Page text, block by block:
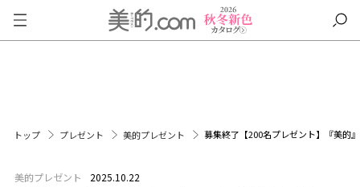
トップ プレゼント 美的プレゼント 募集終了【200名プレゼント】『美的
美的プレゼント 2025.10.22